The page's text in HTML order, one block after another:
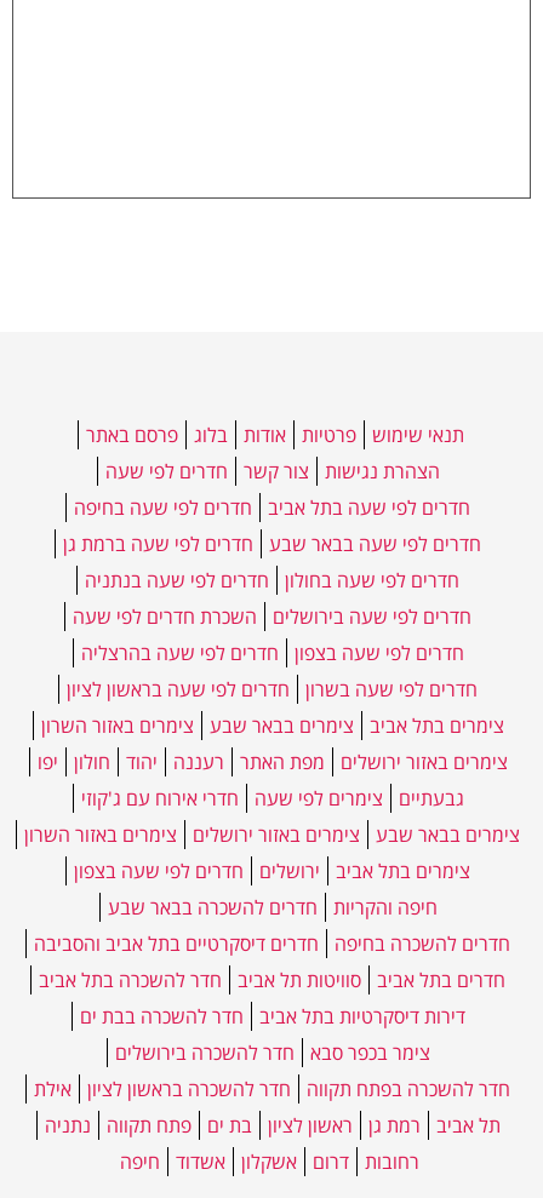
תנאי שימוש פרטיות אודות בלוג
פרסם באתר
הצהרת נגישות
צור קשר
חדרים לפי שעה
חדרים לפי שעה בתל אביב
חדרים לפי שעה בחיפה
חדרים לפי שעה בבאר שבע
חדרים לפי שעה ברמת גן
חדרים לפי שעה בחולון
חדרים לפי שעה בנתניה
חדרים לפי שעה בירושלים
השכרת חדרים לפי שעה
חדרים לפי שעה בצפון
חדרים לפי שעה בהרצליה
חדרים לפי שעה בשרון
חדרים לפי שעה בראשון לציון
צימרים בתל אביב
צימרים בבאר שבע
צימרים באזור השרון
צימרים באזור ירושלים
מפת האתר רעננה יהוד חולון
יפו
גבעתיים
צימרים לפי שעה
חדרי אירוח עם ג'קוזי
צימרים בבאר שבע
צימרים באזור ירושלים
צימרים באזור השרון
צימרים בתל אביב
ירושלים
חדרים לפי שעה בצפון
חיפה והקריות
חדרים להשכרה בבאר שבע
חדרים להשכרה בחיפה
חדרים דיסקרטיים בתל אביב והסביבה
חדרים בתל אביב סוויטות תל אביב
חדר להשכרה בתל אביב
דירות דיסקרטיות בתל אביב
חדר להשכרה בבת ים
צימר בכפר סבא
חדר להשכרה בירושלים
חדר להשכרה בפתח תקווה
חדר להשכרה בראשון לציון אילת
תל אביב
רמת גן ראשון לציון בת ים פתח תקווה
נתניה
רחובות
דרום אשקלון אשדוד חיפה